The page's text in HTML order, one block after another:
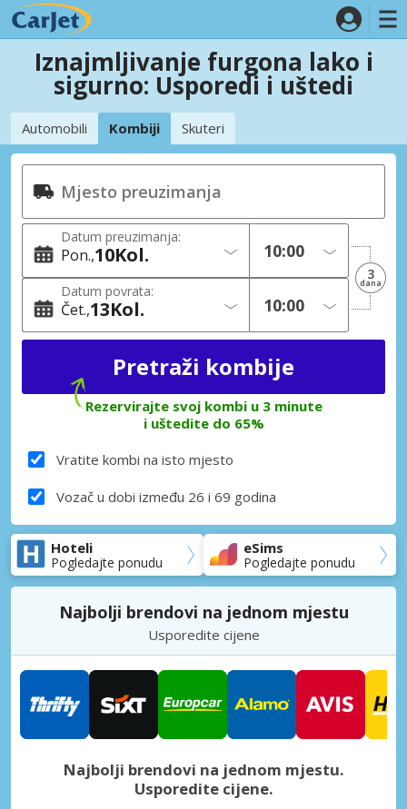
Iznajmljivanje furgona lako i
sigurno: Usporedi i uštedi
Automobili Kombiji Skuteri
Datum preuzimanja:
Pon. 10Kol.
Datum povrata:
Čet. 13Kol.
3
dana
Rezervirajte svoj kombi u 3 minute
i uštedite do 65%
Vratite kombi na isto mjesto
Vozač u dobi između 26 i 69 godina
Hoteli
Pogledajte ponudu
eSims
Pogledajte ponudu
Najbolji brendovi na jednom mjestu
Usporedite cijene
Najbolji brendovi na jednom mjestu.
Usporedite cijene.